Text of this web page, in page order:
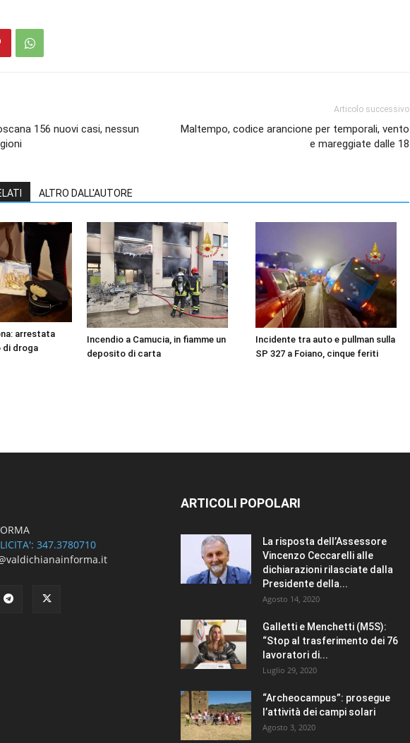
156 nuovi casi, nessun
Articolo successivo
Maltempo, codice arancione per temporali, vento
e mareggiate dalle 18
ALTRO DALL'AUTORE
arrestata
di droga
Incendio a Camucia, in fiamme un
deposito di carta
Incidente tra auto e pullman sulla
SP 327 a Foiano, cinque feriti
347.3780710
ARTICOLI POPOLARI
La risposta dell’Assessore
Vincenzo Ceccarelli alle
dichiarazioni rilasciate dalla
Presidente della...
Agosto 14, 2020
Galletti e Menchetti (M5S):
“Stop al trasferimento dei 76
lavoratori di...
Luglio 29, 2020
“Archeocampus”: prosegue
l’attività dei campi solari
Agosto 3, 2020